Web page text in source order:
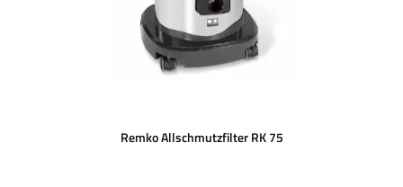
Remko Allschmutzfilter RK 75